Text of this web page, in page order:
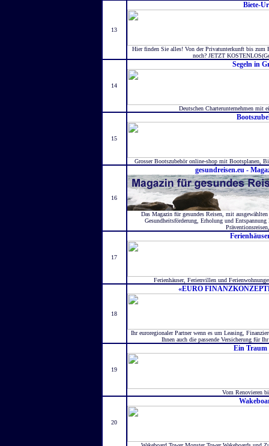
13
Biete-
Hier finden Sie alles! Von der Privatunterkunft bis zum
noch? JETZT
14
Segeln in
Deutschen Charterunternehmen mit
15
Grosser Bootszubehör online-shop mit Bootsplanen,
16
gesundreisen.eu -
Das Magazin für gesundes Reisen, mit
Gesundheitsförderung, Erholung und
17
Ferienhäuser, Ferienvillen und
18
«EURO
Ihr euroregionaler Partner wenn es um Leasing,
Ihnen auch die passende Versicherung für
19
Ein
Vom Renovieren
20